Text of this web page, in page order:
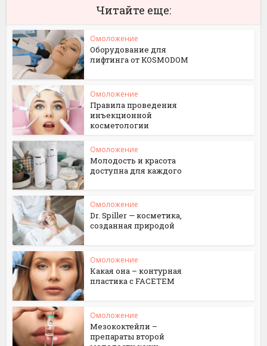
Читайте еще:
Омоложение
Оборудование для
лифтинга от KOSMODOM
Омоложение
Правила проведения
инъекционной
косметологии
Омоложение
Молодость и красота
доступна для каждого
Омоложение
Dr. Spiller — косметика,
созданная природой
Омоложение
Какая она – контурная
пластика с FACETEM
Омоложение
Мезококтейли –
препараты второй